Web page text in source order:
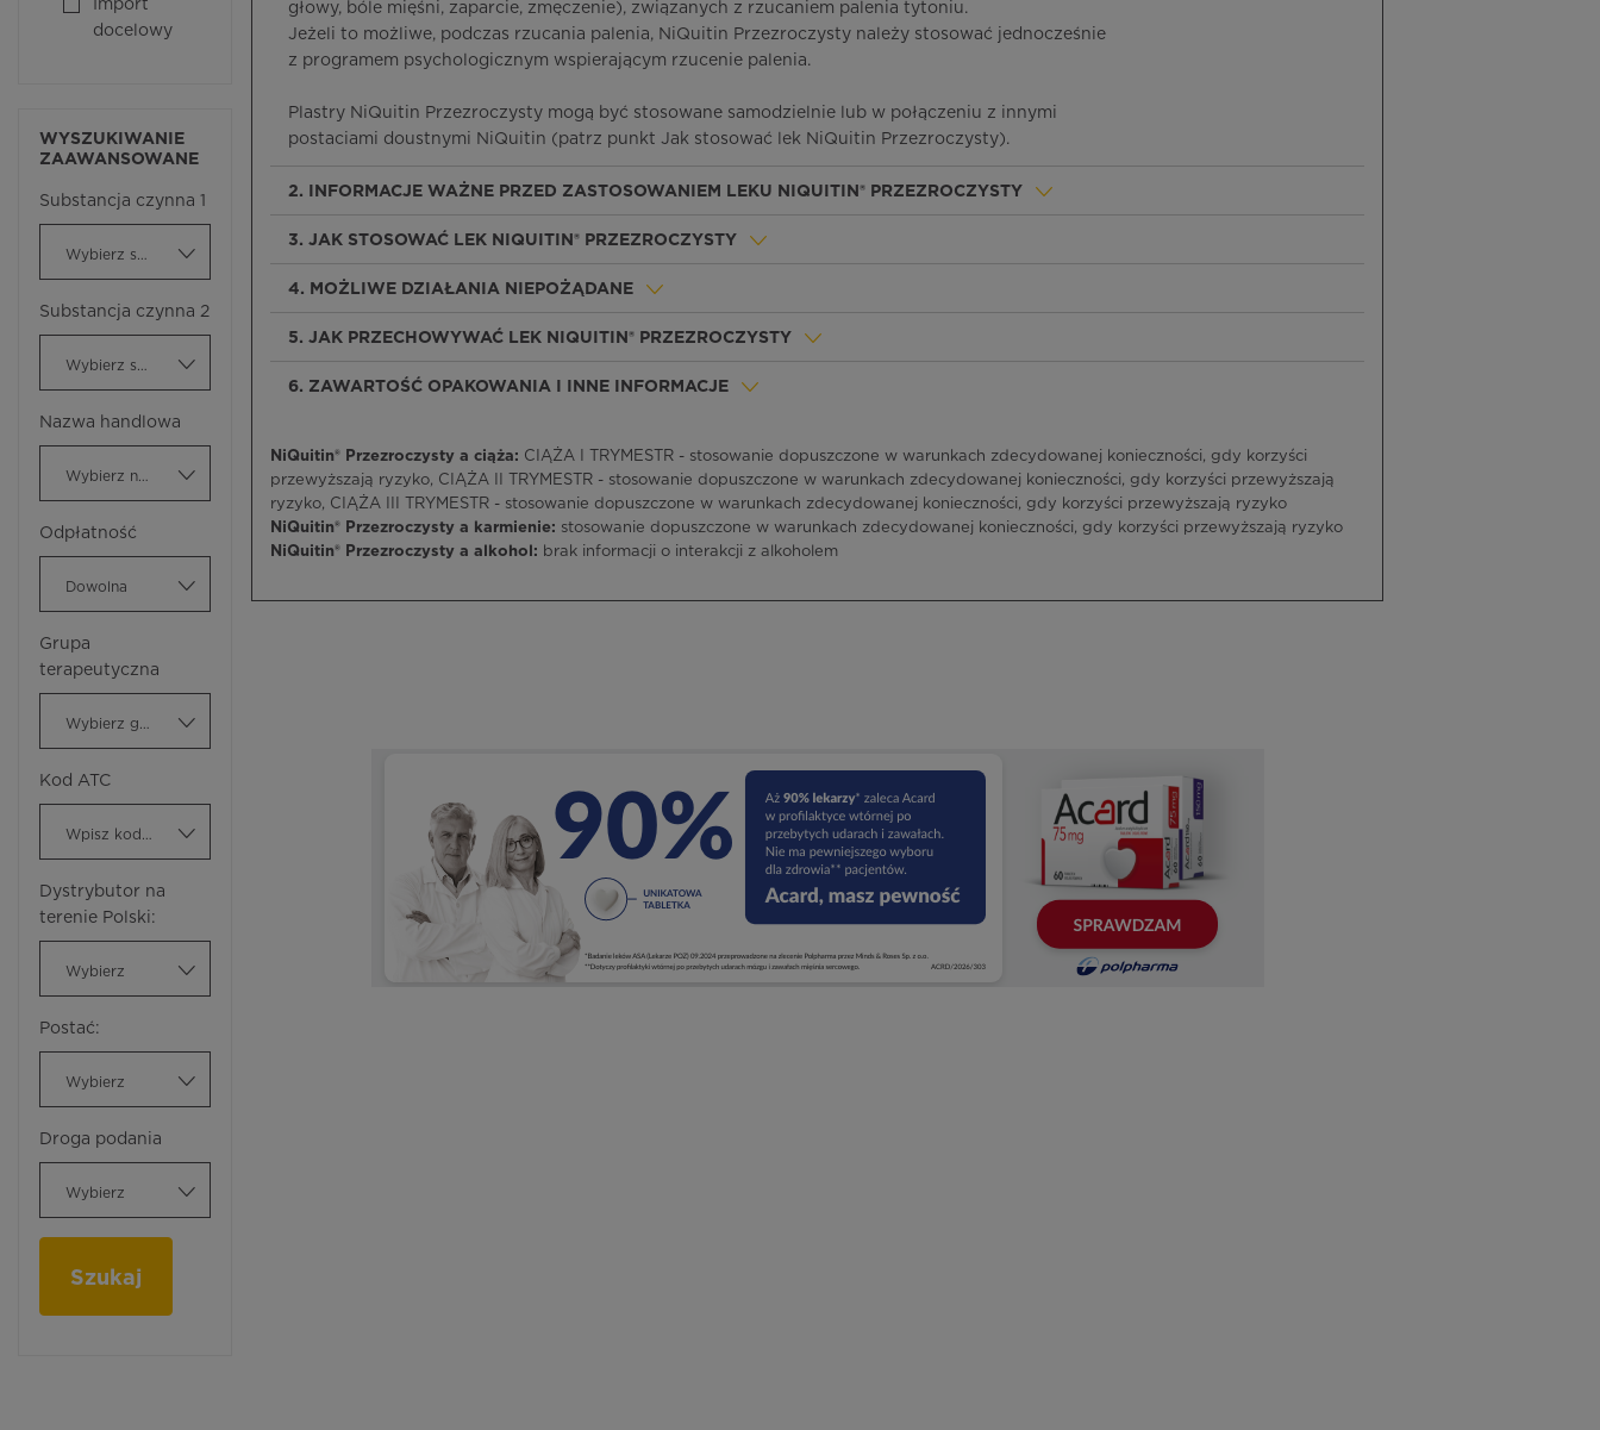
Import
docelowy
WYSZUKIWANIE
ZAAWANSOWANE
Substancja czynna 1
Substancja czynna 2
Nazwa handlowa
Odpłatność
Dowolna
Grupa
terapeutyczna
Kod ATC
Dystrybutor na
terenie Polski:
Wybierz
Postać:
Wybierz
Droga podania
Wybierz
Szukaj
głowy, bóle mięśni, zaparcie, zmęczenie), związanych z rzucaniem palenia tytoniu.
Jeżeli to możliwe, podczas rzucania palenia, NiQuitin Przezroczysty należy stosować jednocześnie
z programem psychologicznym wspierającym rzucenie palenia.
Plastry NiQuitin Przezroczysty mogą być stosowane samodzielnie lub w połączeniu z innymi
postaciami doustnymi NiQuitin (patrz punkt Jak stosować lek NiQuitin Przezroczysty).
2. INFORMACJE WAŻNE PRZED ZASTOSOWANIEM LEKU NIQUITIN® PRZEZROCZYSTY
3. JAK STOSOWAĆ LEK NIQUITIN® PRZEZROCZYSTY
4. MOŻLIWE DZIAŁANIA NIEPOŻĄDANE
5. JAK PRZECHOWYWAĆ LEK NIQUITIN® PRZEZROCZYSTY
6. ZAWARTOŚĆ OPAKOWANIA I INNE INFORMACJE
NiQuitin® Przezroczysty a ciąża: CIĄŻA I TRYMESTR - stosowanie dopuszczone w warunkach zdecydowanej konieczności, gdy korzyści
przewyższają ryzyko, CIĄŻA II TRYMESTR - stosowanie dopuszczone w warunkach zdecydowanej konieczności, gdy korzyści przewyższają
ryzyko, CIĄŻA III TRYMESTR - stosowanie dopuszczone w warunkach zdecydowanej konieczności, gdy korzyści przewyższają ryzyko
NiQuitin® Przezroczysty a karmienie: stosowanie dopuszczone w warunkach zdecydowanej konieczności, gdy korzyści przewyższają ryzyko
NiQuitin® Przezroczysty a alkohol: brak informacji o interakcji z alkoholem